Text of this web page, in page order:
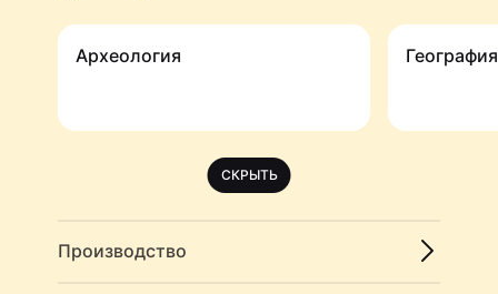
Археология География
СКРЫТЬ
Производство